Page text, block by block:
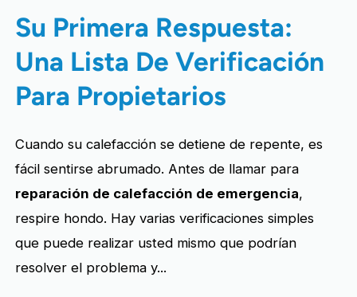
Su Primera Respuesta:
Una Lista De Verificación
Para Propietarios
Cuando su calefacción se detiene de repente, es
fácil sentirse abrumado. Antes de llamar para
reparación de calefacción de emergencia,
respire hondo. Hay varias verificaciones simples
que puede realizar usted mismo que podrían
resolver el problema y...